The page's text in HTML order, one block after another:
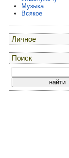
Музыка
Всякое
Личное
Поиск